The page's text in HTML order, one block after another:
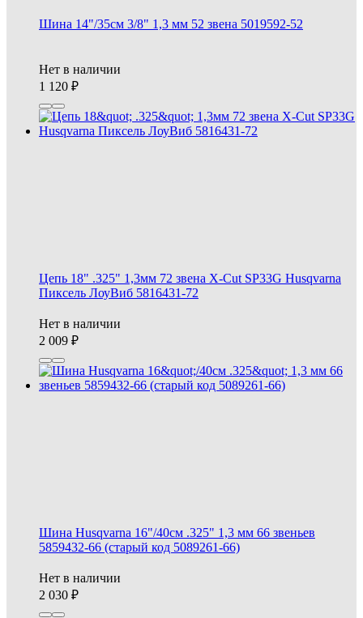
Шина 14"/35см 3/8" 1,3 мм 52 звена 5019592-52
Нет в наличии
1 120
Цепь 18" .325" 1,3мм 72 звена X-Cut SP33G Husqvarna
Пиксель ЛоуВиб 5816431-72
Нет в наличии
2 009
Шина Husqvarna 16"/40см .325" 1,3 мм 66 звеньев
5859432-66 (старый код 5089261-66)
Нет в наличии
2 030